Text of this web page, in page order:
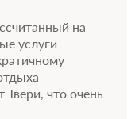
на
услуги
Твери, что очень